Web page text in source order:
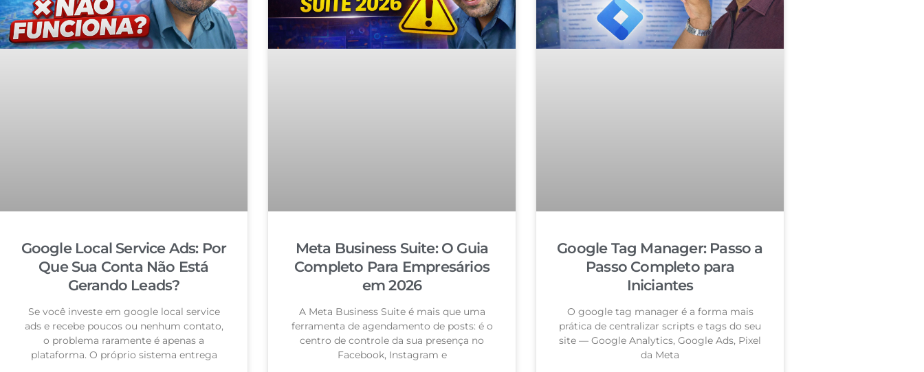
Google Local Service Ads: Por
Que Sua Conta Não Está
Gerando Leads?
Se você investe em google local service
ads e recebe poucos ou nenhum contato,
o problema raramente é apenas a
plataforma. O próprio sistema entrega
Meta Business Suite: O Guia
Completo Para Empresários
em 2026
A Meta Business Suite é mais que uma
ferramenta de agendamento de posts: é o
centro de controle da sua presença no
Facebook, Instagram e
Google Tag Manager: Passo a
Passo Completo para
Iniciantes
O google tag manager é a forma mais
prática de centralizar scripts e tags do seu
site — Google Analytics, Google Ads, Pixel
da Meta